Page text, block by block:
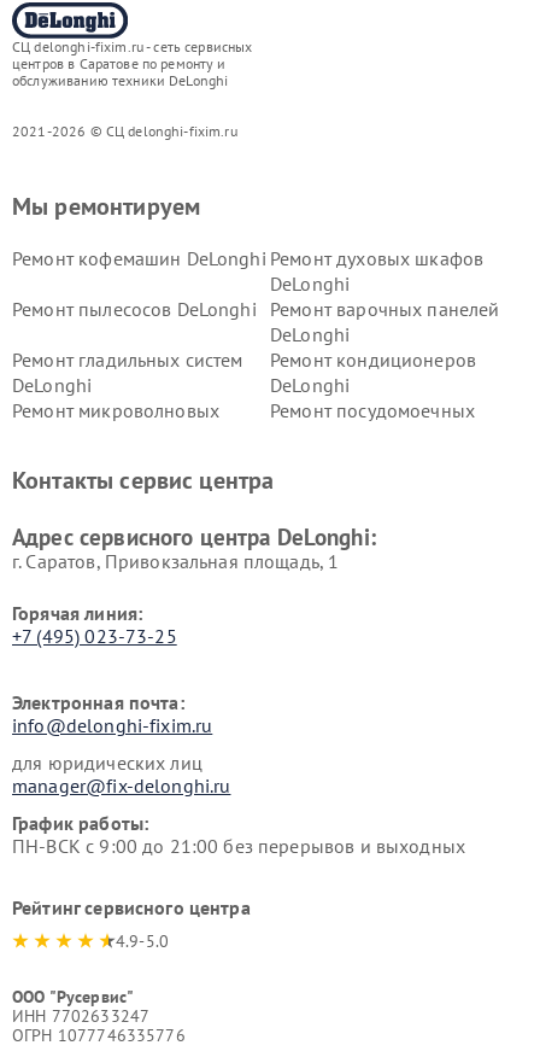
СЦ delonghi-fixim.ru - сеть сервисных
центров в Саратове по ремонту и
обслуживанию техники DeLonghi
2021-2026 © СЦ delonghi-fixim.ru
Мы ремонтируем
Ремонт кофемашин DeLonghi Ремонт духовых шкафов
DeLonghi
Ремонт пылесосов DeLonghi
Ремонт варочных панелей
DeLonghi
Ремонт гладильных систем
DeLonghi
Ремонт кондиционеров
DeLonghi
Ремонт микроволновых
Ремонт посудомоечных
DeLonghi
DeLonghi
Контакты сервис центра
Адрес сервисного центра DeLonghi:
г. Саратов, Привокзальная площадь, 1
Горячая линия:
+7 (495) 023-73-25
Электронная почта:
info@delonghi-fixim.ru
для юридических лиц
manager@fix-delonghi.ru
График работы:
ПН-ВСК с 9:00 до 21:00 без перерывов и выходных
Рейтинг сервисного центра
4.9-5.0
ООО "Русервис"
ИНН 7702633247
ОГРН 1077746335776